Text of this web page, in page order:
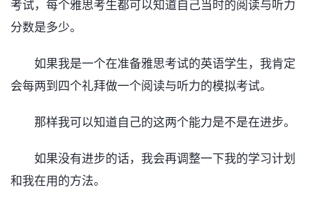
考试，每个雅思考生都可以知道自己当时的阅读与听力
分数是多少。
如果我是一个在准备雅思考试的英语学生，我肯定
会每两到四个礼拜做一个阅读与听力的模拟考试。
那样我可以知道自己的这两个能力是不是在进步。
如果没有进步的话，我会再调整一下我的学习计划
和我在用的方法。